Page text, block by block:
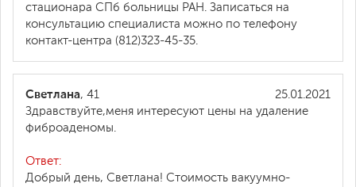
стационара СПб больницы РАН. Записаться на
консультацию специалиста можно по телефону
контакт-центра (812)323-45-35.
25.01.2021
Светлана, 41
Здравствуйте,меня интересуют цены на удаление
фиброаденомы.
Ответ:
Добрый день, Светлана! Стоимость вакуумно-